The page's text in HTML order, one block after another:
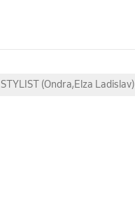
STYLIST (Ondra,Elza Ladislav)